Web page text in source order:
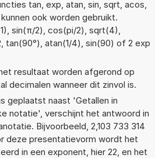
tan, exp, atan, sin, sqrt, acos,
ook worden gebruikt.
sin(π/2), cos(pi/2), sqrt(4),
tan(90°), atan(1/4), sin(90) of 2 exp
resultaat worden afgerond op
decimalen wanneer dit zinvol is.
geplaatst naast 'Getallen in
notatie', verschijnt het antwoord in
Bijvoorbeeld, 2,103 733 314
deze presentatievorm wordt het
in een exponent, hier 22, en het